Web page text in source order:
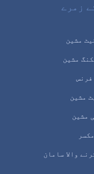
زمرے
مشین
مشین
مشین
والا سامان